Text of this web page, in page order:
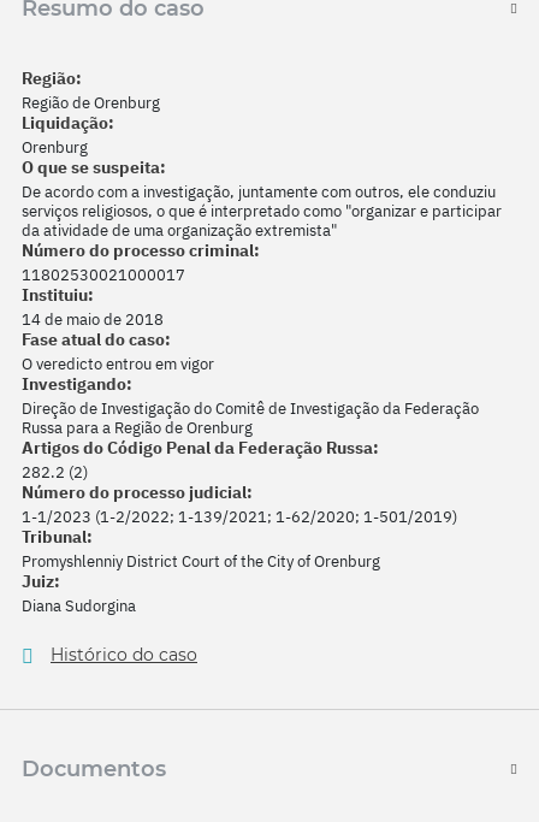
Resumo do caso
Região:
Região de Orenburg
Liquidação:
Orenburg
O que se suspeita:
De acordo com a investigação, juntamente com outros, ele conduziu
serviços religiosos, o que é interpretado como "organizar e participar
da atividade de uma organização extremista"
Número do processo criminal:
11802530021000017
Instituiu:
14 de maio de 2018
Fase atual do caso:
O veredicto entrou em vigor
Investigando:
Direção de Investigação do Comitê de Investigação da Federação
Russa para a Região de Orenburg
Artigos do Código Penal da Federação Russa:
282.2 (2)
Número do processo judicial:
1-1/2023 (1-2/2022; 1-139/2021; 1-62/2020; 1-501/2019)
Tribunal:
Promyshlenniy District Court of the City of Orenburg
Juiz:
Diana Sudorgina
Histórico do caso
Documentos